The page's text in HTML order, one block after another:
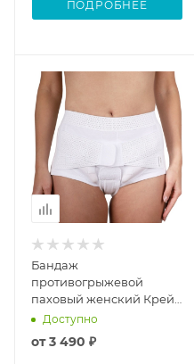
ПОДРОБНЕЕ
Бандаж
противогрыжевой
паховый женский Крейт
Б-456 (ЧЗ)
Доступно
от3 490 ₽